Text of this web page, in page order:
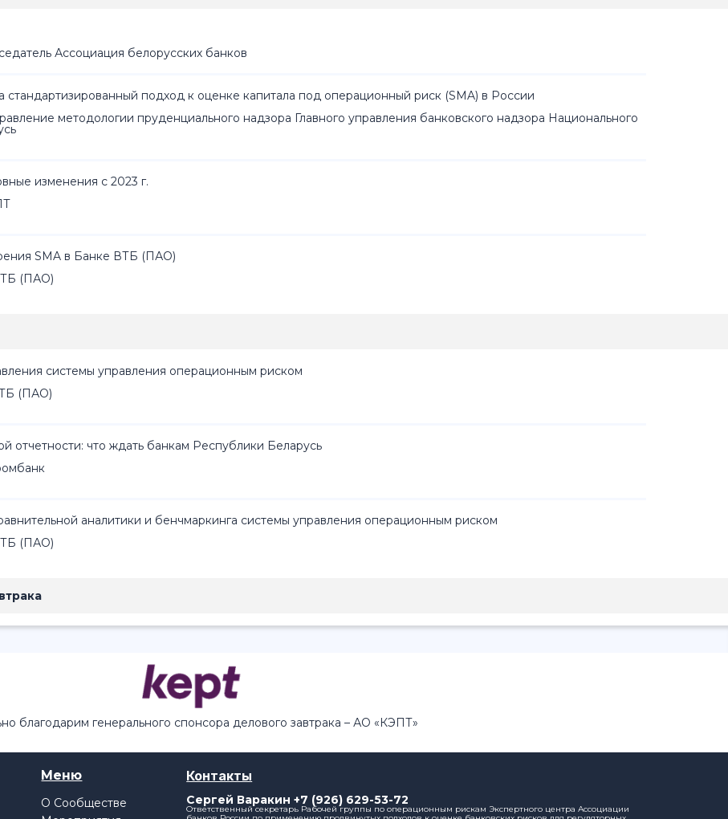
Ассоциация белорусских банков
подход к оценке капитала под операционный риск (SMA) в России
методологии пруденциального надзора Главного управления банковского надзора Национального
изменения с 2023 г.
SMA в Банке ВТБ (ПАО)
(ПАО)
системы управления операционным риском
(ПАО)
отчетности: что ждать банкам Республики Беларусь
аналитики и бенчмаркинга системы управления операционным риском
(ПАО)
благодарим генерального спонсора делового завтрака – АО «КЭПТ»
Меню
О Сообществе
Контакты
Сергей Варакин +7 (926) 629-53-72
Ответственный секретарь Рабочей группы по операционным рискам Экспертного центра Ассоциации